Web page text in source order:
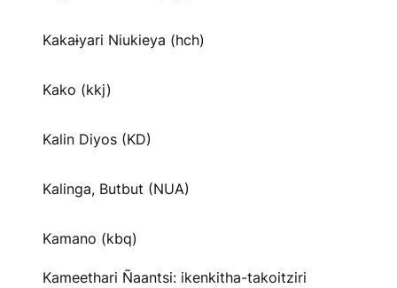
Kakaɨyari Niukieya (hch)
Kako (kkj)
Kalin Diyos (KD)
Kalinga, Butbut (NUA)
Kamano (kbq)
Kameethari Ñaantsi: ikenkitha-takoitziri